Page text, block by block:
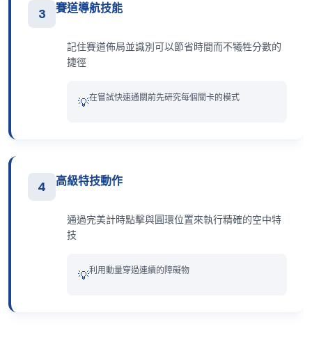
3 賽道導航技能
記住賽道佈局並識別可以節省時間而不犧牲分數的
捷徑
💡在嘗試快速通關前先研究每個關卡的模式
4 高級特技動作
通過完美計時點擊與圓環位置來執行精確的空中特
技
💡利用動量穿過連續的障礙物